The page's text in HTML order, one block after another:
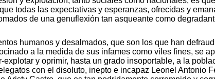
todas las expectativas y esperanzas, ofrecidas y
de una genuflexión tan asqueante como
humanos y desalmados, que son los que han
a la medida de sus infames como viles fines, se
y oprimir, hasta un grado insoportable, a la
con el disoluto, inepto e incapaz Leonel Antonio